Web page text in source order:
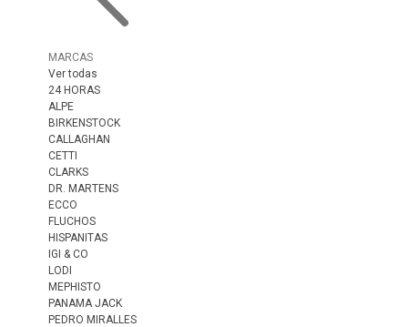
MARCAS
Ver todas
24 HORAS
ALPE
BIRKENSTOCK
CALLAGHAN
CETTI
CLARKS
DR. MARTENS
ECCO
FLUCHOS
HISPANITAS
IGI & CO
LODI
MEPHISTO
PANAMA JACK
PEDRO MIRALLES